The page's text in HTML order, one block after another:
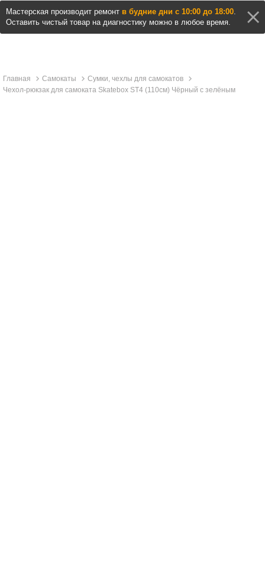
Мастерская производит ремонт в будние дни с 10:00 до 18:00.
Оставить чистый товар на диагностику можно в любое время.
Главная Самокаты
Сумки, чехлы для самокатов
Чехол-рюкзак для самоката Skatebox ST4 (110см) Чёрный с зелёным